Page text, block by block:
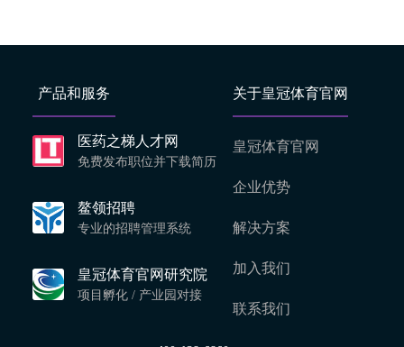
产品和服务
医药之梯人才网
免费发布职位并下载简历
鳌领招聘
专业的招聘管理系统
皇冠体育官网研究院
项目孵化 / 产业园对接
关于皇冠体育官网
皇冠体育官网
企业优势
解决方案
加入我们
联系我们